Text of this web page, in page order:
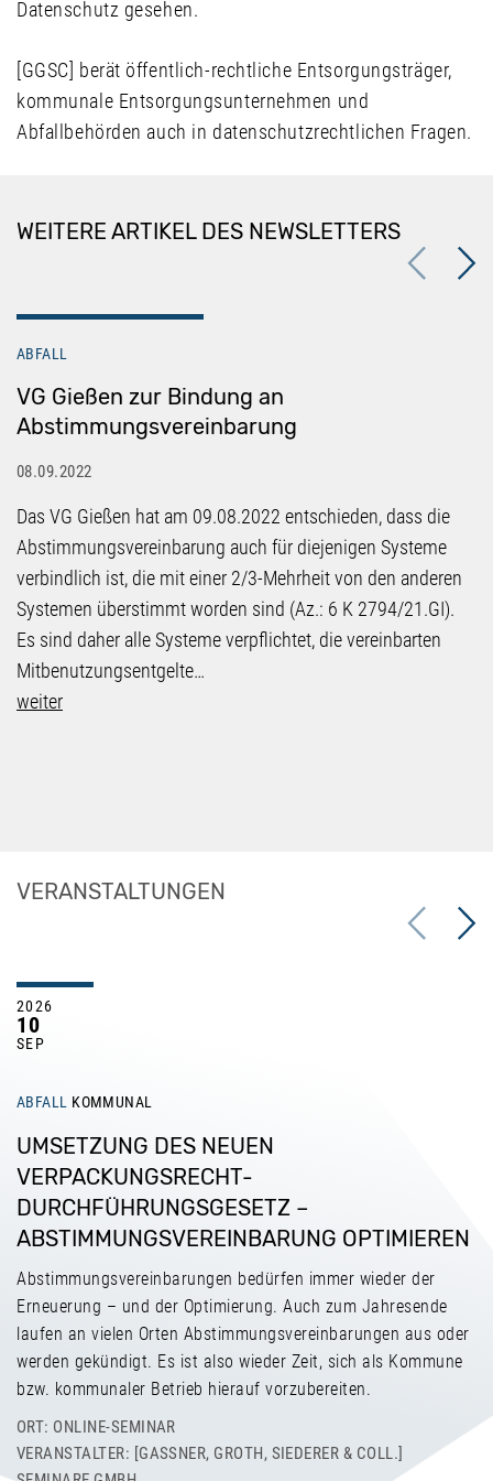
Datenschutz gesehen.
[GGSC] berät öffentlich-rechtliche Entsorgungsträger,
kommunale Entsorgungsunternehmen und
Abfallbehörden auch in datenschutzrechtlichen Fragen.
WEITERE ARTIKEL DES NEWSLETTERS
Previous
ABFALL
VG Gießen zur Bindung an
Abstimmungsvereinbarung
08.09.2022
Das VG Gießen hat am 09.08.2022 entschieden, dass die
Abstimmungsvereinbarung auch für diejenigen Systeme
verbindlich ist, die mit einer 2/3-Mehrheit von den anderen
Systemen überstimmt worden sind (Az.: 6 K 2794/21.GI).
Es sind daher alle Systeme verpflichtet, die vereinbarten
Mitbenutzungsentgelte…
weiter
Next
VERANSTALTUNGEN
Previous
2026
10
SEP
ABFALL KOMMUNAL
UMSETZUNG DES NEUEN
VERPACKUNGSRECHT-
DURCHFÜHRUNGSGESETZ –
ABSTIMMUNGSVEREINBARUNG OPTIMIEREN
Abstimmungsvereinbarungen bedürfen immer wieder der
Erneuerung – und der Optimierung. Auch zum Jahresende
laufen an vielen Orten Abstimmungsvereinbarungen aus oder
werden gekündigt. Es ist also wieder Zeit, sich als Kommune
bzw. kommunaler Betrieb hierauf vorzubereiten.
ORT: ONLINE-SEMINAR
VERANSTALTER: [GASSNER, GROTH, SIEDERER & COLL.] S
Next